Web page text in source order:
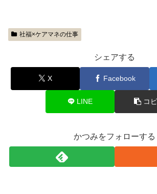
社福×ケアマネの仕事
シェアする
X Facebook
LINE コ
かつみをフォローする